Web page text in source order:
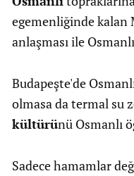
egemenliğinde kalan
anlaşması ile
Budapeşte'de
olmasa da termal su
kültürünü Osmanlı
Sadece hamamlar